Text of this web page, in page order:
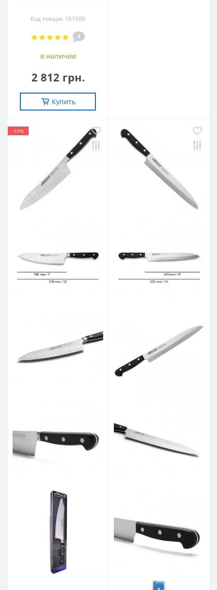
Код товара: 161600
4
в наличии
2 812 грн.
Купить
-10%